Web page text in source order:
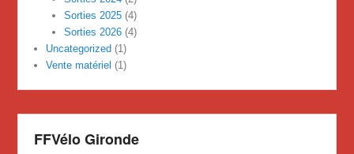
Sorties 2025(4)
Sorties 2026(4)
Uncategorized (1)
Vente matériel (1)
FFVélo Gironde